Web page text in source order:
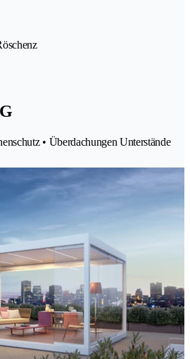
• Überdachungen Unterstände